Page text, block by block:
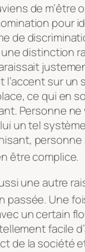
de m’être
pour
de
distinction
l’accent sur un
ce qui en
Personne
un tel système
personne
être complice.
une autre
passée. Une
un certain
facile
de la société